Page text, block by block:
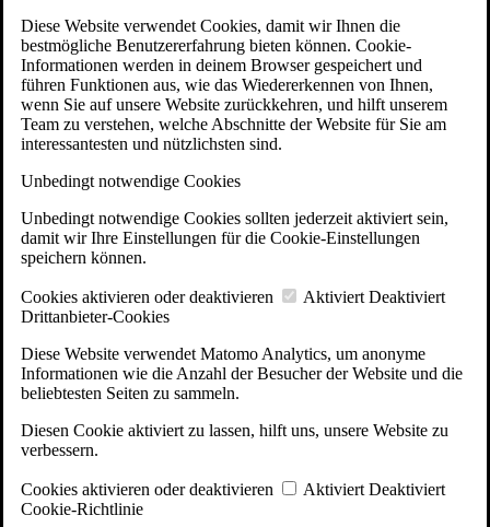
Diese Website verwendet Cookies, damit wir Ihnen die
bestmögliche Benutzererfahrung bieten können. Cookie-
Informationen werden in deinem Browser gespeichert und
führen Funktionen aus, wie das Wiedererkennen von Ihnen,
wenn Sie auf unsere Website zurückkehren, und hilft unserem
Team zu verstehen, welche Abschnitte der Website für Sie am
interessantesten und nützlichsten sind.
Unbedingt notwendige Cookies
Unbedingt notwendige Cookies sollten jederzeit aktiviert sein,
damit wir Ihre Einstellungen für die Cookie-Einstellungen
speichern können.
Cookies aktivieren oder deaktivieren Aktiviert Deaktiviert
Drittanbieter-Cookies
Diese Website verwendet Matomo Analytics, um anonyme
Informationen wie die Anzahl der Besucher der Website und die
beliebtesten Seiten zu sammeln.
Diesen Cookie aktiviert zu lassen, hilft uns, unsere Website zu
verbessern.
Cookies aktivieren oder deaktivieren Aktiviert Deaktiviert
Cookie-Richtlinie